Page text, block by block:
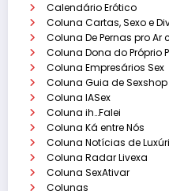
Calendário Erótico
Coluna Cartas, Sexo e
Coluna De Pernas pro
Coluna Dona do Próprio
Coluna Empresários Sex
Coluna Guia de Sexshop
Coluna IASex
Coluna ih…Falei
Coluna Ká entre Nós
Coluna Notícias de
Coluna Radar Livexa
Coluna SexAtivar
Colunas